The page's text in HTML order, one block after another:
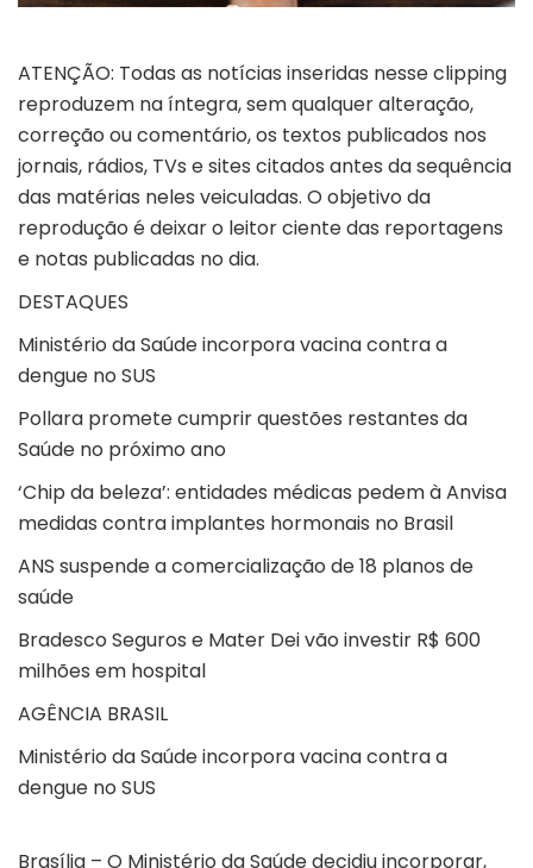
ATENÇÃO: Todas as notícias inseridas nesse clipping
reproduzem na íntegra, sem qualquer alteração,
correção ou comentário, os textos publicados nos
jornais, rádios, TVs e sites citados antes da sequência
das matérias neles veiculadas. O objetivo da
reprodução é deixar o leitor ciente das reportagens
e notas publicadas no dia.
DESTAQUES
Ministério da Saúde incorpora vacina contra a
dengue no SUS
Pollara promete cumprir questões restantes da
Saúde no próximo ano
‘Chip da beleza’: entidades médicas pedem à Anvisa
medidas contra implantes hormonais no Brasil
ANS suspende a comercialização de 18 planos de
saúde
Bradesco Seguros e Mater Dei vão investir R$ 600
milhões em hospital
AGÊNCIA BRASIL
Ministério da Saúde incorpora vacina contra a
dengue no SUS
Brasília – O Ministério da Saúde decidiu incorporar,